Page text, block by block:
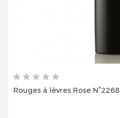
Rouges à lèvres Rose N°2268